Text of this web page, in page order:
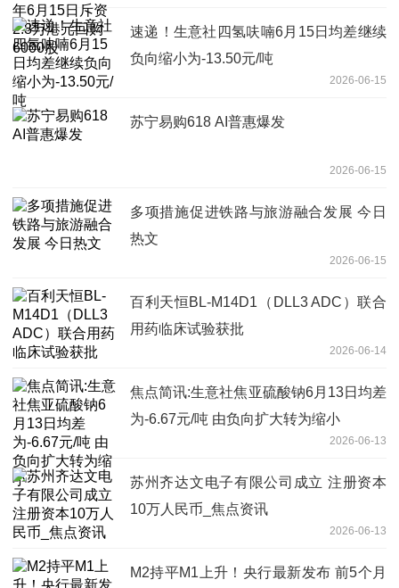
速递！生意社四氢呋喃6月15日均差继续
负向缩小为-13.50元/吨
2026-06-15
苏宁易购618 AI普惠爆发
2026-06-15
多项措施促进铁路与旅游融合发展 今日
热文
2026-06-15
百利天恒BL-M14D1（DLL3 ADC）联合
用药临床试验获批
2026-06-14
焦点简讯:生意社焦亚硫酸钠6月13日均差
为-6.67元/吨 由负向扩大转为缩小
2026-06-13
苏州齐达文电子有限公司成立 注册资本
10万人民币_焦点资讯
2026-06-13
M2持平M1上升！央行最新发布 前5个月